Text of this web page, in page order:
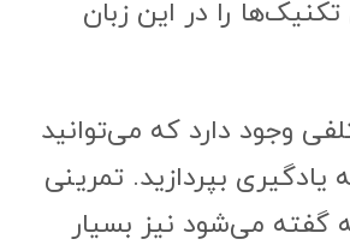
را در این زبان
وجود دارد که می‌توانید
یادگیری بپردازید. تمرینی
گفته می‌شود نیز بسیار